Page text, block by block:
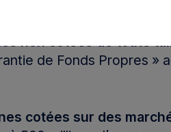
non cotées de toute
de Fonds Propres »
cotées sur des